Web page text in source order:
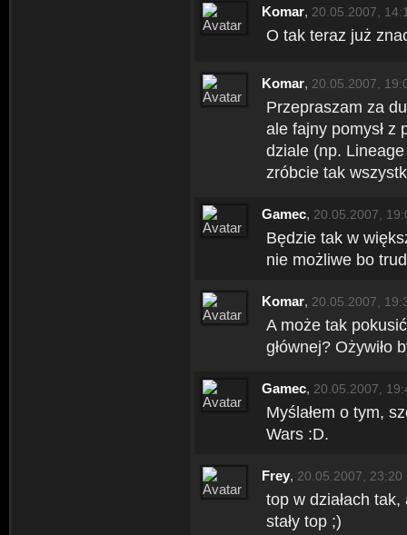
Komar, 20.05.2007,
O tak teraz już
Komar, 20.05.2007,
Przepraszam za
ale fajny pomysł z
dziale (np.
zróbcie tak
Gamec, 20.05.2007,
Będzie tak w
nie możliwe bo
Komar, 20.05.2007,
A może tak
głównej? Ożywiło
Gamec, 20.05.2007,
Myślałem o tym,
Wars :D.
Frey, 20.05.2007, 23:20
top w działach
stały top ;)